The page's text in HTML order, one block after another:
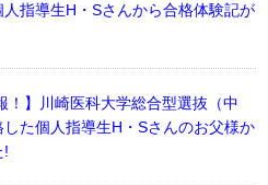
指導生H・Sさんから合格体験記が
！】川崎医科大学総合型選抜（中
た個人指導生H・Sさんのお父様か
!